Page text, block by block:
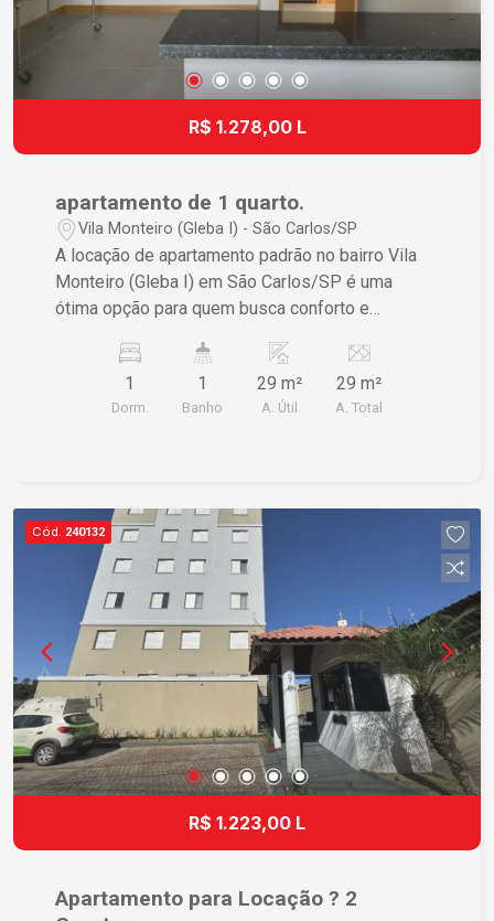
R$ 1.278,00 L
apartamento de 1 quarto.
Vila Monteiro (Gleba I) - São Carlos/SP
A locação de apartamento padrão no bairro Vila
Monteiro (Gleba I) em São Carlos/SP é uma
ótima opção para quem busca conforto e
área útil de 29,00 m², que se equipara à área total.
Esse tamanho é ideal para solteiros ou casais
que desejam um espaço aconchegante. A
Se você está interessado em conhecer mais
sobre esse apartamento ou agendar uma visita,
entre em contato para mais informações. É semi
mobiliado. Cooktop, armário da cozinha e closet
modular. Área de lavanderia coletiva.
1
Dorm.
1
Banho
29 m²
A. Útil
29 m²
A. Total
Cód. 240132
R$ 1.223,00 L
Apartamento para Locação ? 2